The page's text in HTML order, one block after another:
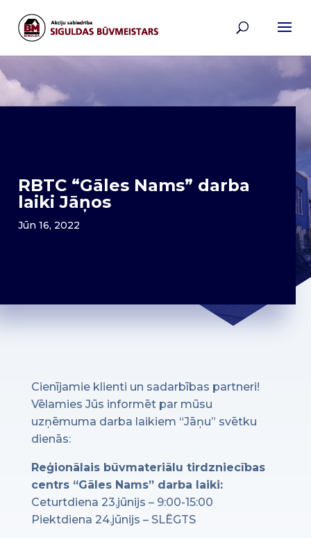
RBTC “Gāles Nams” darba
laiki Jāņos
Jūn 16, 2022
Cienījamie klienti un sadarbības partneri!
Vēlamies Jūs informēt par mūsu
uzņēmuma darba laikiem “Jāņu” svētku
dienās:
Reģionālais būvmateriālu tirdzniecības
centrs “Gāles Nams” darba laiki:
Ceturtdiena 23.jūnijs – 9:00-15:00
Piektdiena 24.jūnijs – SLĒGTS